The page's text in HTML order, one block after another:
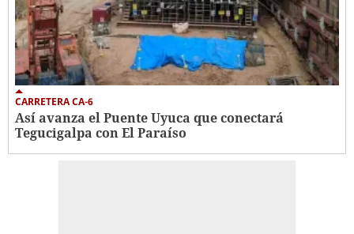
CARRETERA CA-6
Así avanza el Puente Uyuca que conectará
Tegucigalpa con El Paraíso